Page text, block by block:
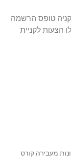
קניה טופס הרשמה
הצעות לקניית
מעבירה קורס